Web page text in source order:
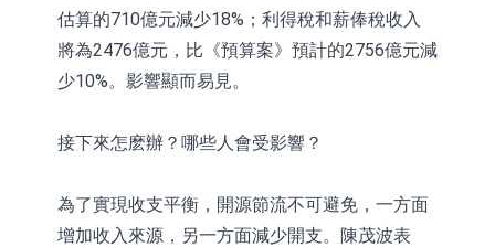
估算的710億元減少18%；利得稅和薪俸稅收入
將為2476億元，比《預算案》預計的2756億元減
少10%。影響顯而易見。
接下來怎麽辦？哪些人會受影響？
為了實現收支平衡，開源節流不可避免，一方面
增加收入來源，另一方面減少開支。陳茂波表